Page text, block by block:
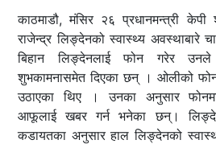
काठमाडौ, मंसिर २६ प्रधानमन्त्री केपी
राजेन्द्र लिङ्देनको स्वास्थ्य अवस्थाबारे
बिहान लिङ्देनलाई फोन गरेर
शुभकामनासमेत दिएका छन् । ओलीको
उठाएका थिए । उनका अनुसार
आफूलाई खबर गर्न भनेका छन्।
कडायतका अनुसार हाल लिङ्देनको